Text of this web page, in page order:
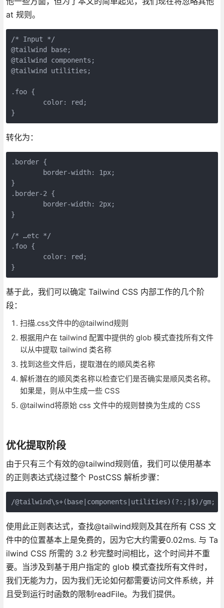
at 规则。
/* Input */
@tailwind base;
@tailwind components;
@tailwind utilities;
.foo {
	color: red;
}
转化为：
.border {
	border-width: 1px;
}
.border-2 {
	border-width: 2px;
}
/* …etc */
.foo {
	color: red;
}
基于此，我们可以确定 Tailwind CSS 内部工作的几个阶
段：
扫描.css文件中的@tailwind规则
根据用户在 tailwind 配置中提供的 glob 模式查找所有文件
以从中提取 tailwind 类名称
找到这些文件后，提取潜在的顺风类名称
解析潜在的顺风类名称以检查它们是否确实是顺风类名称。
如果是，则从中生成一些 CSS
@tailwind将原始 css 文件中的规则替换为生成的 CSS
优化提取阶段
由于只有三个有效的@tailwind规则值，我们可以使用基本
的正则表达式绕过整个 PostCSS 解析步骤：
/@tailwind\s+(base|components|utilities)(?:;|$)/gm;
使用此正则表达式，查找@tailwind规则及其在所有 CSS 文
件中的位置基本上是免费的，因为它大约需要0.02ms. 与 Ta
ilwind CSS 所需的 3.2 秒完整时间相比，这个时间并不重
要。当涉及到基于用户指定的 glob 模式查找所有文件时，
我们无能为力，因为我们无论如何都需要访问文件系统，并
且受到运行时函数的限制readFile。为我们提供。